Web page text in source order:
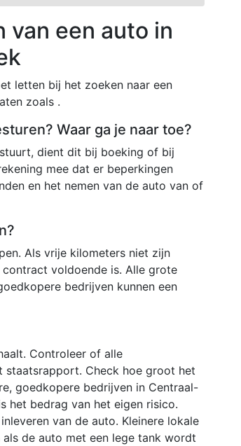
van een auto in
letten bij het zoeken naar een
zoals .
Waar ga je naar toe?
dient dit bij boeking of bij
mee dat er beperkingen
en het nemen van de auto van of
Als vrije kilometers niet zijn
voldoende is. Alle grote
bedrijven kunnen een
Controleer of alle
staatsrapport. Check hoe groot het
goedkopere bedrijven in Centraal-
het bedrag van het eigen risico.
van de auto. Kleinere lokale
de auto met een lege tank wordt